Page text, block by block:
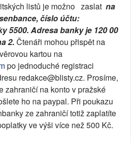
listů je možno zaslat na
číslo účtu:
5500. Adresa banky je 120 00
2. Čtenáři mohou přispět na
kartou na
po jednoduché registraci
redakce@blisty.cz. Prosíme,
zahraničí na konto v pražské
ho na paypal. Při poukazu
ze zahraničí totiž zaplatíte
ve výši více než 500 Kč.